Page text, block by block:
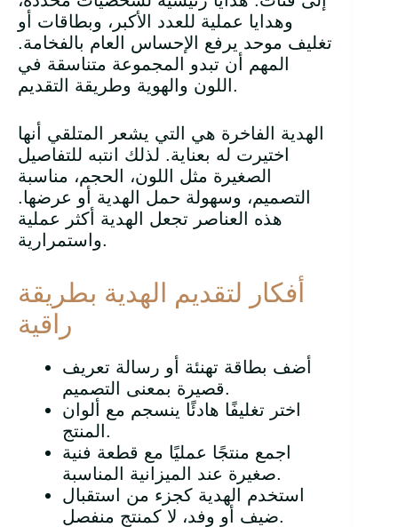
وهدايا عملية للعدد الأكبر، وبطاقات أو
تغليف موحد يرفع الإحساس العام بالفخامة.
المهم أن تبدو المجموعة متناسقة في
اللون والهوية وطريقة التقديم.
الهدية الفاخرة هي التي يشعر المتلقي أنها
اختيرت له بعناية. لذلك انتبه للتفاصيل
الصغيرة مثل اللون، الحجم، مناسبة
التصميم، وسهولة حمل الهدية أو عرضها.
هذه العناصر تجعل الهدية أكثر عملية
واستمرارية.
أفكار لتقديم الهدية بطريقة
راقية
أضف بطاقة تهنئة أو رسالة تعريف
قصيرة بمعنى التصميم.
اختر تغليفًا هادئًا ينسجم مع ألوان
المنتج.
اجمع منتجًا عمليًا مع قطعة فنية
صغيرة عند الميزانية المناسبة.
استخدم الهدية كجزء من استقبال
ضيف أو وفد، لا كمنتج منفصل.